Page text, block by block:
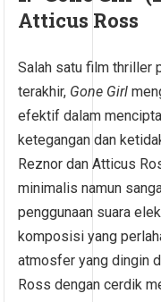
Atticus Ross
Salah satu film thriller
terakhir, Gone Girl
efektif dalam
ketegangan dan
Reznor dan Atticus
minimalis namun
penggunaan suara
komposisi yang
atmosfer yang dingin
Ross dengan cerdik